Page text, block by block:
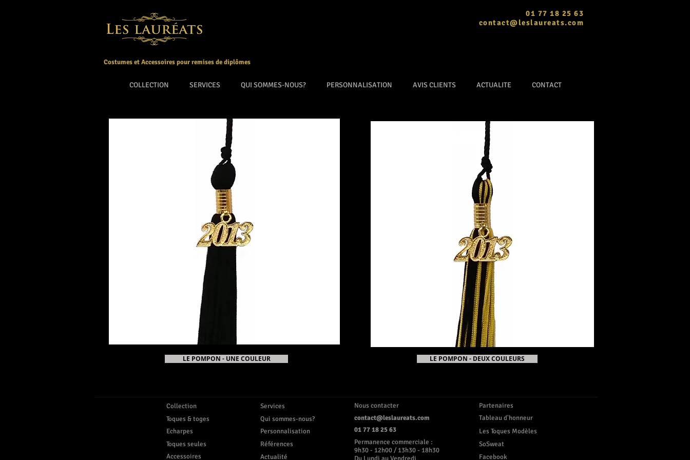
01 77 18 25 63
contact@leslaureats.com
Costumes et Accessoires pour remises de diplômes
COLLECTION SERVICES QUI SOMMES-NOUS? PERSONNALISATION AVIS CLIENTS ACTUALITE CONTACT
LE POMPON - UNE COULEUR LE POMPON - DEUX COULEURS
Collection
Toques & toges
Echarpes
Toques seules
Accessoires
Services
Qui sommes-nous?
Personnalisation
Références
Actualité
Nous contacter
contact@leslaureats.com
01 77 18 25 63
Permanence commerciale :
9h30 - 12h00 / 13h30 - 18h30
Facebook
Partenaires
Tableau d'honneur
Les Toques Modèles
SoSweat